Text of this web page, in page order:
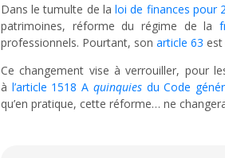
Dans le tumulte de laloi de finances pour
patrimoines, réforme du régime de la
professionnels. Pourtant, son article 63
Ce changement vise à verrouiller, pour
à l’article 1518 A quinquiesdu Code
qu’en pratique, cette réforme… ne